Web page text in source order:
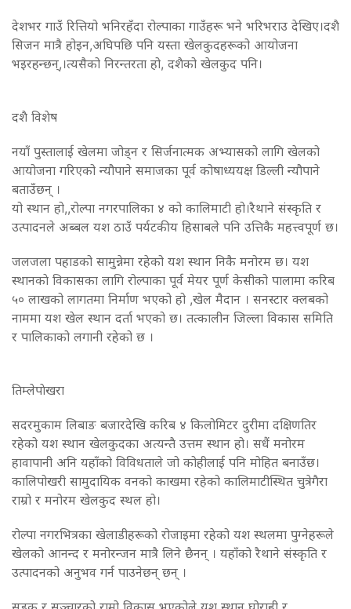
देशभर गाउँ रित्तियो भनिरहँदा रोल्पाका गाउँहरू भने भरिभराउ देखिए।दशै
सिजन मात्रै होइन,अघिपछि पनि यस्ता खेलकुदहरूको आयोजना
भइरहन्छन्,।त्यसैको निरन्तरता हो, दशैको खेलकुद पनि।
दशै विशेष
नयाँ पुस्तालाई खेलमा जोड्न र सिर्जनात्मक अभ्यासको लागि खेलको
आयोजना गरिएको न्यौपाने समाजका पूर्व कोषाध्ययक्ष डिल्ली न्यौपाने
बताउँछन् ।
यो स्थान हो,,रोल्पा नगरपालिका ४ को कालिमाटी हो।रैथाने संस्कृति र
उत्पादनले अब्बल यश ठाउँ पर्यटकीय हिसाबले पनि उत्तिकै महत्त्वपूर्ण छ।
जलजला पहाडको सामुन्नेमा रहेको यश स्थान निकै मनोरम छ। यश
स्थानकाे विकासका लागि रोल्पाका पूर्व मेयर पूर्ण केसीको पालामा करिब
५० लाखको लागतमा निर्माण भएको हो ,खेल मैदान । सनस्टार क्लबको
नाममा यश खेल स्थान दर्ता भएको छ। तत्कालीन जिल्ला विकास समिति
र पालिकाको लगानी रहेको छ ।
तिम्लेपाेखरा
सदरमुकाम लिबाङ बजारदेखि करिब ४ किलोमिटर दुरीमा दक्षिणतिर
रहेको यश स्थान खेलकुदका अत्यन्तै उत्तम स्थान हो। सधैं मनोरम
हावापानी अनि यहाँको विविधताले जो कोहीलाई पनि मोहित बनाउँछ।
कालिपोखरी सामुदायिक वनको काखमा रहेको कालिमाटीस्थित चुत्रेगैरा
राम्रो र मनोरम खेलकुद स्थल हो।
रोल्पा नगरभित्रका खेलाडीहरूको रोजाइमा रहेको यश स्थलमा पुग्नेहरूले
खेलको आनन्द र मनोरन्जन मात्रै लिने छैनन् । यहाँको रैथाने संस्कृति र
उत्पादनको अनुभव गर्न पाउनेछन् छन् ।